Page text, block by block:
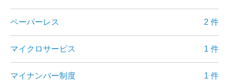
ペーパーレス 2 件
マイクロサービス 1 件
マイナンバー制度 1 件